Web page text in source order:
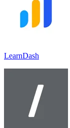
LearnDash